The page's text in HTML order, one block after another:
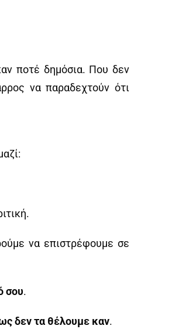
ποτέ δημόσια. Που δεν
να παραδεχτούν ότι
να επιστρέφουμε σε
σου.
δεν τα θέλουμε καν.